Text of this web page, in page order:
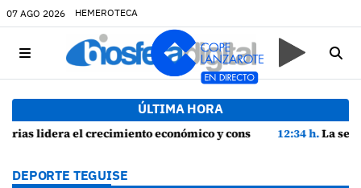
07 AGO 2026 HEMEROTECA
ÚLTIMA HORA
su recuperación con un empleo en máximos históricos
12:34 h.La seguridad y la protección del entorno
DEPORTE TEGUISE